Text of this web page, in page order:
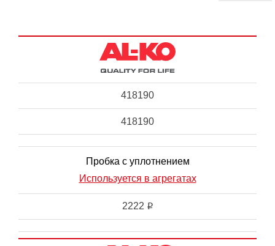
418190
418190
Пробка с уплотнением
Используется в агрегатах
2222 i